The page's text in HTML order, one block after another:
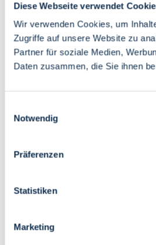
Diese Webseite verwendet
Wir verwenden Cookies, um
Zugriffe auf unsere Website zu
Partner für soziale Medien,
Daten zusammen, die Sie ihnen
Notwendig
Präferenzen
Statistiken
Marketing